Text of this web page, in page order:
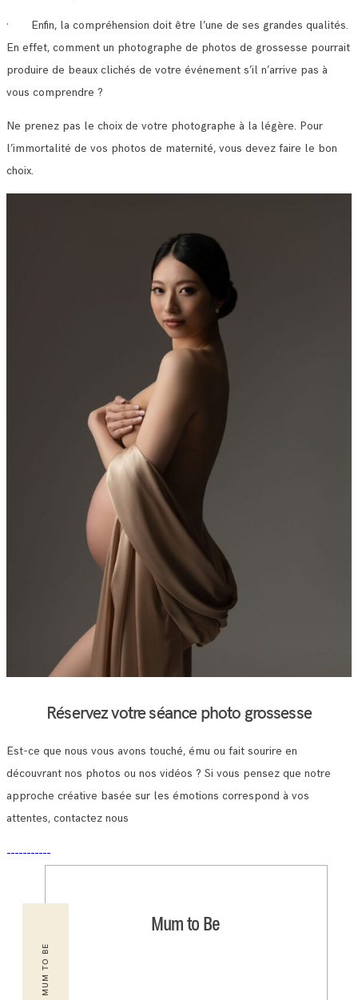
· Enfin, la compréhension doit être l’une de ses grandes qualités.
En effet, comment un photographe de photos de grossesse pourrait
produire de beaux clichés de votre événement s’il n’arrive pas à
vous comprendre ?
Ne prenez pas le choix de votre photographe à la légère. Pour
l’immortalité de vos photos de maternité, vous devez faire le bon
choix.
Réservez votre séance photo grossesse
Est-ce que nous vous avons touché, ému ou fait sourire en
découvrant nos photos ou nos vidéos ? Si vous pensez que notre
approche créative basée sur les émotions correspond à vos
attentes, contactez nous
Mum to Be
MUM TO BE